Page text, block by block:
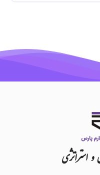
واستراتژی